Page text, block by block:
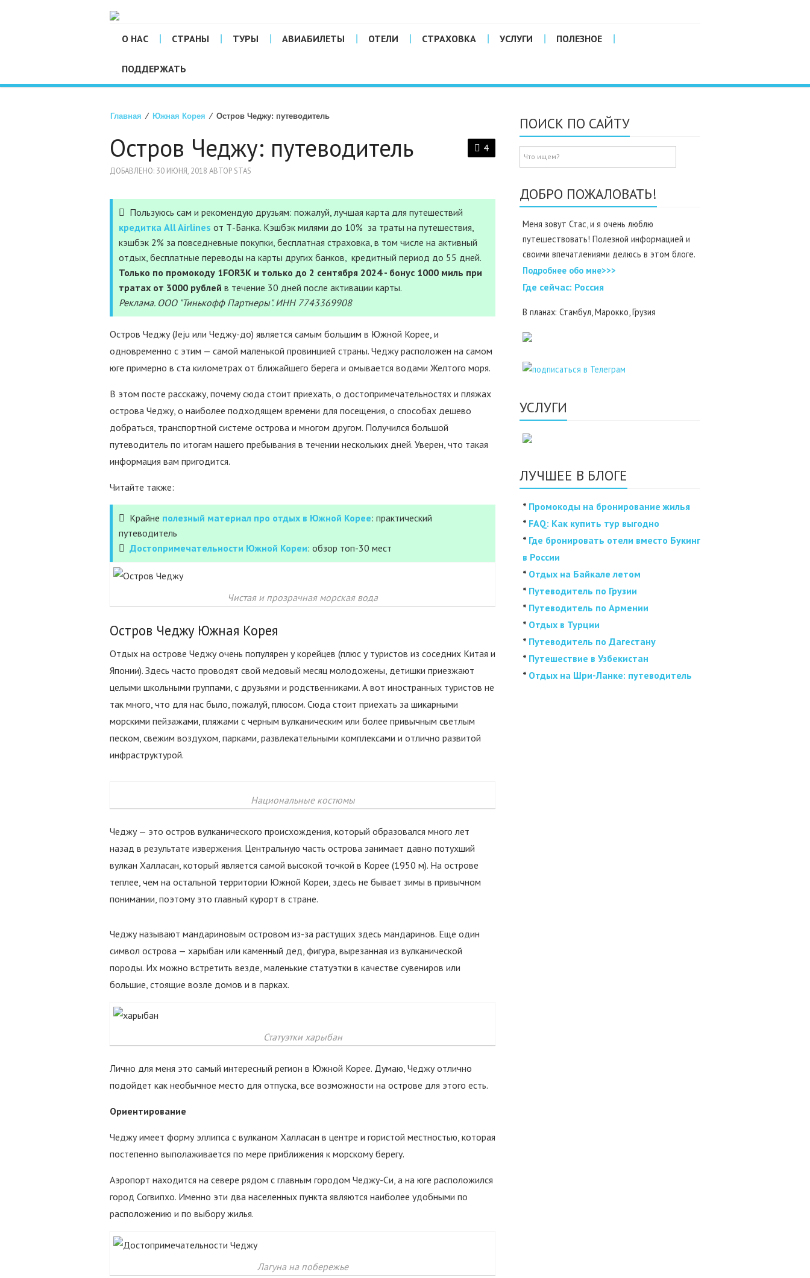
О НАС СТРАНЫ ТУРЫ АВИАБИЛЕТЫ ОТЕЛИ СТРАХОВКА УСЛУГИ ПОЛЕЗНОЕ
ПОДДЕРЖАТЬ
Главная ⁄ Южная Корея ⁄ Остров Чеджу: путеводитель
4
Остров Чеджу: путеводитель
ДОБАВЛЕНО: 30 ИЮНЯ, 2018 АВТОР STAS
Пользуюсь сам и рекомендую друзьям: пожалуй, лучшая карта для путешествий
кредитка All Airlines от Т-Банка. Кэшбэк милями до 10% за траты на путешествия,
кэшбэк 2% за повседневные покупки, бесплатная страховка, в том числе на активный
отдых, бесплатные переводы на карты других банков, кредитный период до 55 дней.
Только по промокоду 1FOR3K и только до 2 сентября 2024 - бонус 1000 миль при
тратах от 3000 рублей в течение 30 дней после активации карты.
Реклама. ООО "Тинькофф Партнеры". ИНН 7743369908
Остров Чеджу (Jeju или Чеджу-до) является самым большим в Южной Корее, и
одновременно с этим — самой маленькой провинцией страны. Чеджу расположен на самом
юге примерно в ста километрах от ближайшего берега и омывается водами Желтого моря.
В этом посте расскажу, почему сюда стоит приехать, о достопримечательностях и пляжах
острова Чеджу, о наиболее подходящем времени для посещения, о способах дешево
добраться, транспортной системе острова и многом другом. Получился большой
путеводитель по итогам нашего пребывания в течении нескольких дней. Уверен, что такая
информация вам пригодится.
Читайте также:
Крайне полезный материал про отдых в Южной Корее: практический
путеводитель
Достопримечательности Южной Кореи: обзор топ-30 мест
Чистая и прозрачная морская вода
Остров Чеджу Южная Корея
Отдых на острове Чеджу очень популярен у корейцев (плюс у туристов из соседних Китая и
Японии). Здесь часто проводят свой медовый месяц молодожены, детишки приезжают
целыми школьными группами, с друзьями и родственниками. А вот иностранных туристов не
так много, что для нас было, пожалуй, плюсом. Сюда стоит приехать за шикарными
морскими пейзажами, пляжами с черным вулканическим или более привычным светлым
песком, свежим воздухом, парками, развлекательными комплексами и отлично развитой
инфраструктурой.
Национальные костюмы
Чеджу — это остров вулканического происхождения, который образовался много лет
назад в результате извержения. Центральную часть острова занимает давно потухший
вулкан Халласан, который является самой высокой точкой в Корее (1950 м). На острове
теплее, чем на остальной территории Южной Кореи, здесь не бывает зимы в привычном
понимании, поэтому это главный курорт в стране.
Чеджу называют мандариновым островом из-за растущих здесь мандаринов. Еще один
символ острова — харыбан или каменный дед, фигура, вырезанная из вулканической
породы. Их можно встретить везде, маленькие статуэтки в качестве сувениров или
большие, стоящие возле домов и в парках.
Статуэтки харыбан
Лично для меня это самый интересный регион в Южной Корее. Думаю, Чеджу отлично
подойдет как необычное место для отпуска, все возможности на острове для этого есть.
Ориентирование
Чеджу имеет форму эллипса с вулканом Халласан в центре и гористой местностью, которая
постепенно выполаживается по мере приближения к морскому берегу.
Аэропорт находится на севере рядом с главным городом Чеджу-Си, а на юге расположился
город Согвипхо. Именно эти два населенных пункта являются наиболее удобными по
расположению и по выбору жилья.
Лагуна на побережье
ПОИСК ПО САЙТУ
ДОБРО ПОЖАЛОВАТЬ!
Меня зовут Стас, и я очень люблю
путешествовать! Полезной информацией и
своими впечатлениями делюсь в этом блоге.
Подробнее обо мне>>>
Где cейчас: Россия
В планах: Стамбул, Марокко, Грузия
УСЛУГИ
ЛУЧШЕЕ В БЛОГЕ
* Промокоды на бронирование жилья
* FAQ: Как купить тур выгодно
* Где бронировать отели вместо Букинг
в России
* Отдых на Байкале летом
* Путеводитель по Грузии
* Путеводитель по Армении
* Отдых в Турции
* Путеводитель по Дагестану
* Путешествие в Узбекистан
* Отдых на Шри-Ланке: путеводитель